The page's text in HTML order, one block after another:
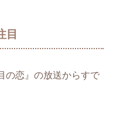
目
の恋』の放送からすで